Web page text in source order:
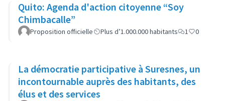
Quito: Agenda d'action citoyenne “Soy
Chimbacalle”
Proposition officielle Plus d’1.000.000 habitants 1 0
La démocratie participative à Suresnes, un
incontournable auprès des habitants, des
élus et des services